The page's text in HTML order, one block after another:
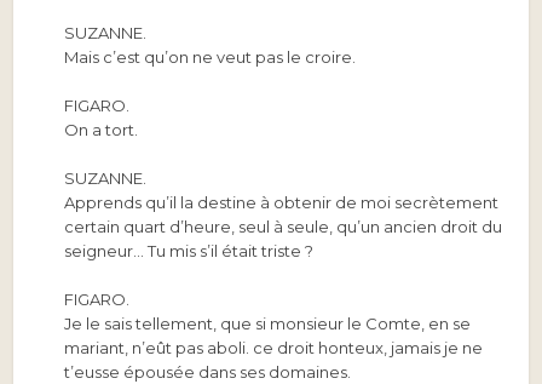
SUZANNE.
Mais c’est qu’on ne veut pas le croire.
FIGARO.
On a tort.
SUZANNE.
Apprends qu’il la destine à obtenir de moi secrètement
certain quart d’heure, seul à seule, qu’un ancien droit du
seigneur… Tu mis s’il était triste ?
FIGARO.
Je le sais tellement, que si monsieur le Comte, en se
mariant, n’eût pas aboli. ce droit honteux, jamais je ne
t’eusse épousée dans ses domaines.